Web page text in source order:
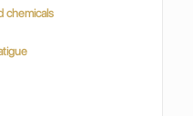
chemicals